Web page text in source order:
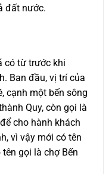
đất nước.
có từ trước khi
Ban đầu, vị trí của
cạnh một bến sông
Quy, còn gọi là
cho hành khách
vì vậy mới có tên
gọi là chợ Bến